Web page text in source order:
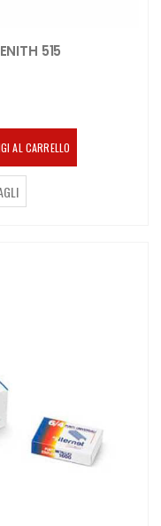
515
AL CARRELLO